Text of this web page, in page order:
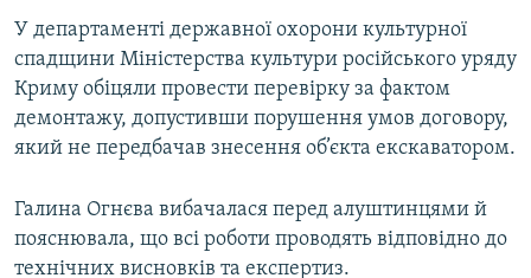
У департаменті державної охорони культурної
спадщини Міністерства культури російського уряду
Криму обіцяли провести перевірку за фактом
демонтажу, допустивши порушення умов договору,
який не передбачав знесення об’єкта екскаватором.
Галина Огнєва вибачалася перед алуштинцями й
пояснювала, що всі роботи проводять відповідно до
технічних висновків та експертиз.